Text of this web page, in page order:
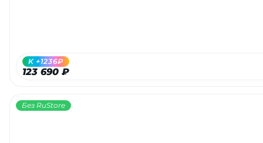
123 690 ₽
K +1236₽
Без RuStore